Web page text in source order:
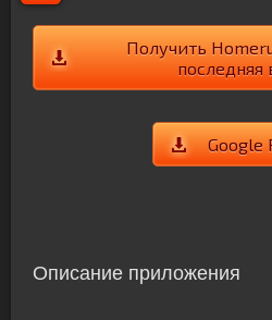
Получить
последняя
Google
Описание приложения